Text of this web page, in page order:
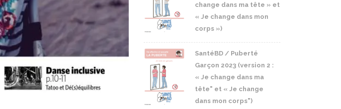
change dans ma tête » et
« Je change dans mon
corps »)
SantéBD / Puberté
Garçon 2023 (version 2 :
« Je change dans ma
tête" et « Je change
dans mon corps")